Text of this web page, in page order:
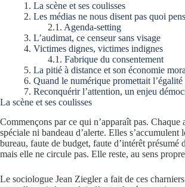
La scène et ses coulisses
Les médias ne nous disent pas quoi
Agenda-setting
L’audimat, ce censeur sans visage
Victimes dignes, victimes indignes
Fabrique du consentement
La pitié à distance et son économie
Quand le numérique promettait l’égalité
Reconquérir l’attention, un enjeu
La scène et ses coulisses
Commençons par ce qui n’apparaît pas.
spéciale ni bandeau d’alerte. Elles
bureau, faute de budget, faute d’intérêt
mais elle ne circule pas. Elle reste, au sens
Le sociologue Jean Ziegler a fait de ces